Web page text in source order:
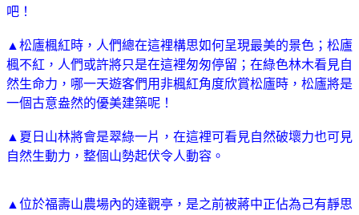
吧！
▲松廬楓紅時，人們總在這裡構思如何呈現最美的景色；松廬
楓不紅，人們或許將只是在這裡匆匆停留；在綠色林木看見自
然生命力，哪一天遊客們用非楓紅角度欣賞松廬時，松廬將是
一個古意盎然的優美建築呢！
▲夏日山林將會是翠綠一片，在這裡可看見自然破壞力也可見
自然生動力，整個山勢起伏令人動容。
▲位於福壽山農場內的達觀亭，是之前被蔣中正佔為己有靜思